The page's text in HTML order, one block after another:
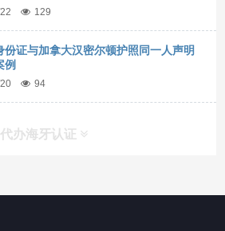
129
份证与加拿大汉密尔顿护照同一人声明
例
94
代办海牙认证